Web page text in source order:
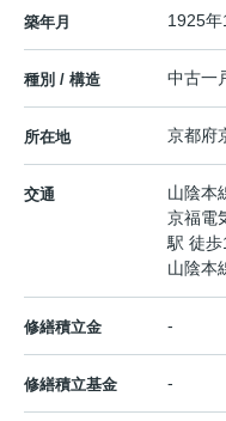
築年月 1925
種別 / 構造 中古一
所在地 京都府
交通 山陰本
京福電
駅 徒
山陰本
修繕積立金 -
修繕積立基金 -